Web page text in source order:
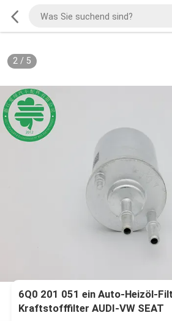
2/ 5
6Q0 201 051 ein Auto-Heizöl-
Kraftstofffilter AUDI-VW SEAT